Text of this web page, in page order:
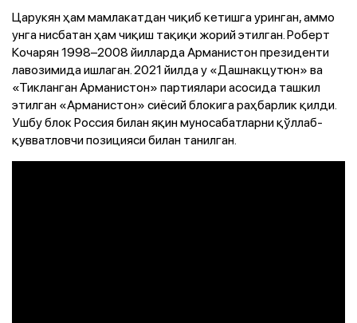
Царукян ҳам мамлакатдан чиқиб кетишга уринган, аммо
унга нисбатан ҳам чиқиш тақиқи жорий этилган. Роберт
Кочарян 1998–2008 йилларда Арманистон президенти
лавозимида ишлаган. 2021 йилда у «Дашнакцутюн» ва
«Тикланган Арманистон» партиялари асосида ташкил
этилган «Арманистон» сиёсий блокига раҳбарлик қилди.
Ушбу блок Россия билан яқин муносабатларни қўллаб-
қувватловчи позицияси билан танилган.